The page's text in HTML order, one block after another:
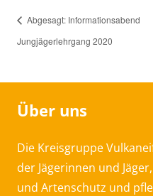
Abgesagt: Informationsabend
Jungjägerlehrgang 2020
Über uns
Die Kreisgruppe
der Jägerinnen und
und Artenschutz und